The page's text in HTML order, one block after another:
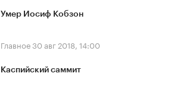
Умер Иосиф Кобзон
Главное30 авг 2018, 14:00
Каспийский саммит